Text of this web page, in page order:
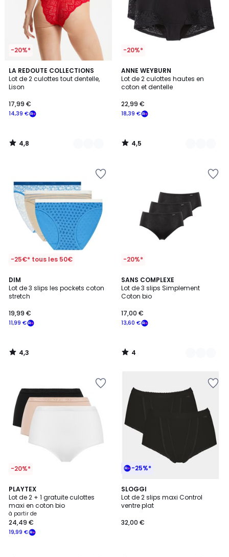
-20%*
LA REDOUTE COLLECTIONS
Lot de 2 culottes tout dentelle,
Lison
14,39 €
17,99 €
4,8
/ 5
4
Couleurs
4,8
/
-20%*
ANNE WEYBURN
Lot de 2 culottes hautes en
coton et dentelle
18,39 €
22,99 €
4,5
/ 5
2
Couleurs
4,5
/
-25€* tous les 50€
DIM
Lot de 3 slips les pockets coton
stretch
11,99 €
19,99 €
4,3
/ 5
4,3
/
-20%*
SANS COMPLEXE
Lot de 3 slips Simplement
Coton bio
13,60 €
17,00 €
4
/
5
4
Couleurs
4
/
-20%*
PLAYTEX
Lot de 2 + 1 gratuite culottes
maxi en coton bio
à partir de
19,99 €
24,49 €
4,4
/ 5
3
Couleurs
-25%*
SLOGGI
Lot de 2 slips maxi Control
ventre plat
32,00 €
4,6
/ 5
2
Couleurs